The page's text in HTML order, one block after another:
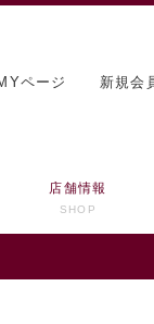
ページ 新規会
店舗情報
SHOP